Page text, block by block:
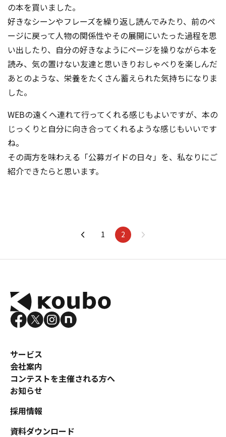
の本を買いました。
好きなシーンやフレーズを繰り返し読んでみたり、前のペ
ージに戻って人物の関係性やその展開にいたった過程を思
い出したり、自分の好きなようにページを操りながら本を
読み、気の置けない友達と思いきりおしゃべりを楽しんだ
あとのような、栄養をたくさん蓄えられた気持ちになりま
した。
WEBの遠くへ連れて行ってくれる感じもよいですが、本の
じっくりと自分に向き合ってくれるような感じもいいです
ね。
その両方を味わえる「公募ガイドの日々」を、私なりにご
紹介できたらと思います。
1 2
サービス
会社案内
コンテストを主催される方へ
お知らせ
採用情報
資料ダウンロード